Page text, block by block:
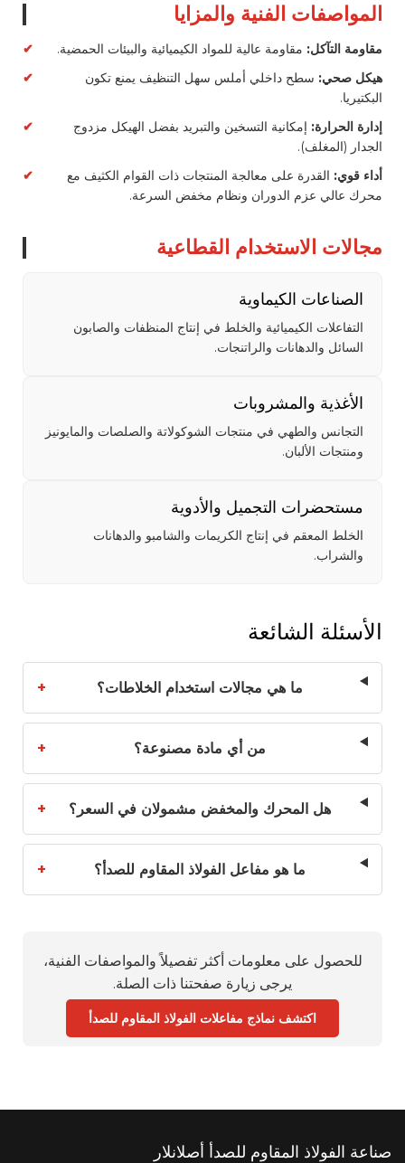
المواصفات الفنية والمزايا
✔ مقاومة التآكل: مقاومة عالية للمواد الكيميائية والبيئات الحمضية.
✔
هيكل صحي: سطح داخلي أملس سهل التنظيف يمنع تكون
البكتيريا.
✔
إدارة الحرارة: إمكانية التسخين والتبريد بفضل الهيكل مزدوج
الجدار (المغلف).
✔
أداء قوي: القدرة على معالجة المنتجات ذات القوام الكثيف مع
محرك عالي عزم الدوران ونظام مخفض السرعة.
مجالات الاستخدام القطاعية
الصناعات الكيماوية
التفاعلات الكيميائية والخلط في إنتاج المنظفات والصابون
السائل والدهانات والراتنجات.
الأغذية والمشروبات
التجانس والطهي في منتجات الشوكولاتة والصلصات والمايونيز
ومنتجات الألبان.
مستحضرات التجميل والأدوية
الخلط المعقم في إنتاج الكريمات والشامبو والدهانات
والشراب.
الأسئلة الشائعة
ما هي مجالات استخدام الخلاطات؟ +
من أي مادة مصنوعة؟ +
هل المحرك والمخفض مشمولان في السعر؟ +
ما هو مفاعل الفولاذ المقاوم للصدأ؟ +
للحصول على معلومات أكثر تفصيلاً والمواصفات الفنية،
يرجى زيارة صفحتنا ذات الصلة.
اكتشف نماذج مفاعلات الفولاذ المقاوم للصدأ
صناعة الفولاذ المقاوم للصدأ أصلانلار